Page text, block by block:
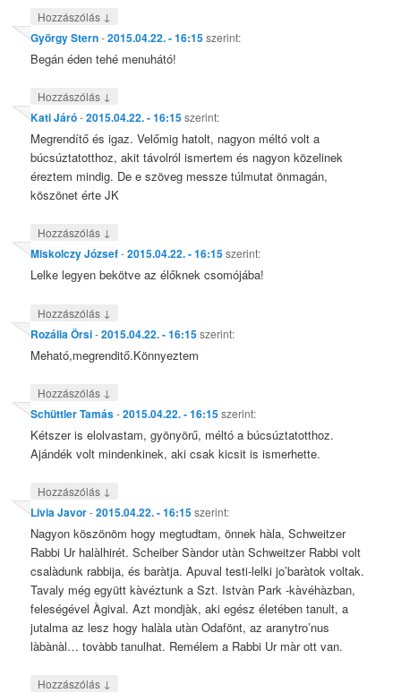
Hozzászólás ↓
György Stern-2015.04.22. - 16:15szerint:
Begán éden tehé menuhátó!
Hozzászólás ↓
Kati Járó-2015.04.22. - 16:15szerint:
Megrendítő és igaz. Velőmig hatolt, nagyon méltó volt a
búcsúztatotthoz, akit távolról ismertem és nagyon közelinek
éreztem mindig. De e szöveg messze túlmutat önmagán,
köszönet érte JK
Hozzászólás ↓
Miskolczy József-2015.04.22. - 16:15szerint:
Lelke legyen bekötve az élőknek csomójába!
Hozzászólás ↓
Rozália Örsi-2015.04.22. - 16:15szerint:
Meható,megrenditő.Könnyeztem
Hozzászólás ↓
Schüttler Tamás-2015.04.22. - 16:15szerint:
Kétszer is elolvastam, gyönyörű, méltó a búcsúztatotthoz.
Ajándék volt mindenkinek, aki csak kicsit is ismerhette.
Hozzászólás ↓
Livia Javor-2015.04.22. - 16:15szerint:
Nagyon köszönöm hogy megtudtam, önnek hàla, Schweitzer
Rabbi Ur halàlhirét. Scheiber Sàndor utàn Schweitzer Rabbi volt
csalàdunk rabbija, és baràtja. Apuval testi-lelki jo’baràtok voltak.
Tavaly még együtt kàvéztunk a Szt. Istvàn Park -kàvéhàzban,
feleségével Àgival. Azt mondjàk, aki egész életében tanult, a
jutalma az lesz hogy halàla utàn Odafönt, az aranytro’nus
làbànàl… tovàbb tanulhat. Remélem a Rabbi Ur màr ott van.
Hozzászólás ↓